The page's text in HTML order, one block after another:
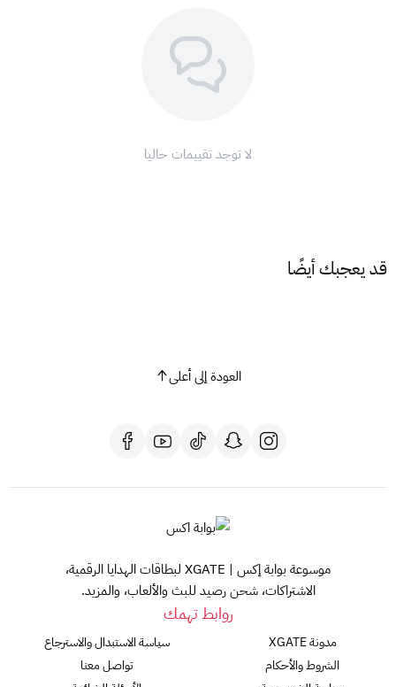
لا توجد تقييمات حاليا
قد يعجبك أيضًا
العودة إلى أعلى
موسوعة بوابة إكس | XGATE لبطاقات الهدايا الرقمية،
الاشتراكات، شحن رصيد للبث والألعاب، والمزيد.
روابط تهمك
مدونة XGATE
الشروط والأحكام
سياسة الاستبدال والاسترجاع
تواصل معنا